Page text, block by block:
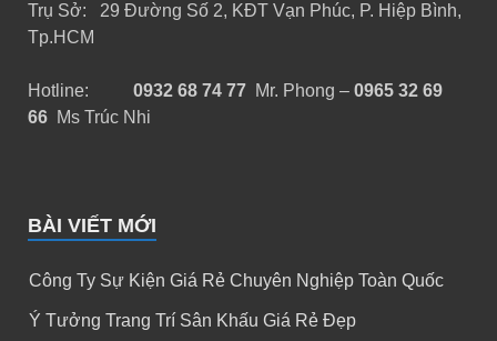
Trụ Sở: 29 Đường Số 2, KĐT Vạn Phúc, P. Hiệp Bình,
Tp.HCM
Hotline: 0932 68 74 77 Mr. Phong – 0965 32 69
66 Ms Trúc Nhi
BÀI VIẾT MỚI
Công Ty Sự Kiện Giá Rẻ Chuyên Nghiệp Toàn Quốc
Ý Tưởng Trang Trí Sân Khấu Giá Rẻ Đẹp